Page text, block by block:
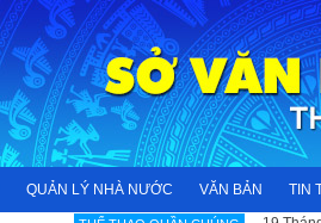
QUẢN LÝ NHÀ NƯỚC VĂN BẢN TIN